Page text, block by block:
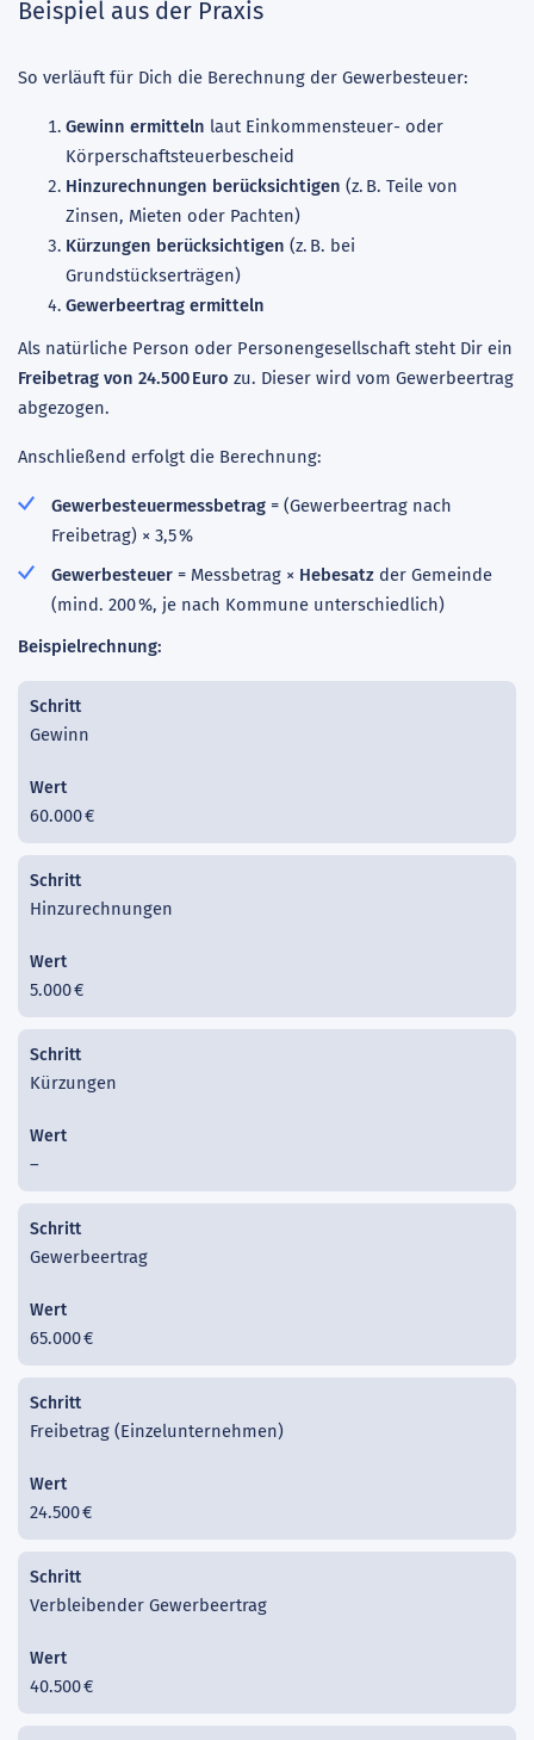
Beispiel aus der Praxis
So verläuft für Dich die Berechnung der Gewerbesteuer:
Gewinn ermitteln laut Einkommensteuer- oder
Körperschaftsteuerbescheid
Hinzurechnungen berücksichtigen (z. B. Teile von
Zinsen, Mieten oder Pachten)
Kürzungen berücksichtigen (z. B. bei
Grundstückserträgen)
Gewerbeertrag ermitteln
Als natürliche Person oder Personengesellschaft steht Dir ein
Freibetrag von 24.500 Euro zu. Dieser wird vom Gewerbeertrag
abgezogen.
Anschließend erfolgt die Berechnung:
Gewerbesteuermessbetrag = (Gewerbeertrag nach
Freibetrag) × 3,5 %
Gewerbesteuer = Messbetrag × Hebesatz der Gemeinde
(mind. 200 %, je nach Kommune unterschiedlich)
Beispielrechnung:
Gewinn
60.000 €
Hinzurechnungen
5.000 €
Kürzungen
–
Gewerbeertrag
65.000 €
Freibetrag (Einzelunternehmen)
24.500 €
Verbleibender Gewerbeertrag
40.500 €